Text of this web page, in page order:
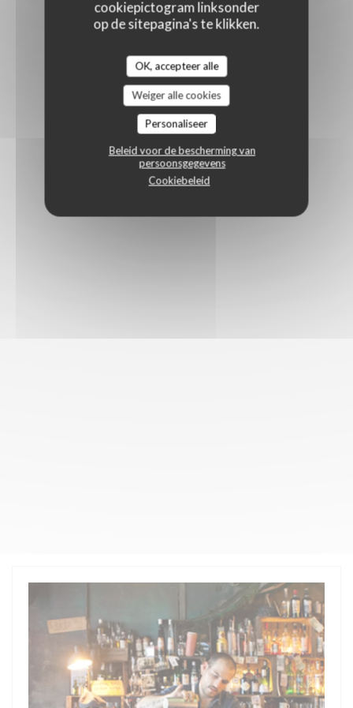
cookiepictogram linksonder
op de sitepagina's te klikken.
OK, accepteer alle
Weiger alle cookies
Personaliseer
Beleid voor de bescherming van
persoonsgegevens
Cookiebeleid